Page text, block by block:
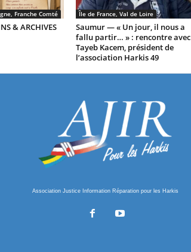
Franche Comté
& ARCHIVES
Île de France, Val de Loire
Saumur — « Un jour, il nous a
fallu partir… » : rencontre avec
Tayeb Kacem, président de
l’association Harkis 49
Association Justice Information Réparation pour les Harkis